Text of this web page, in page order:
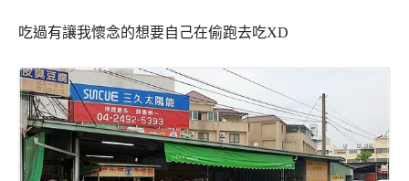
吃過有讓我懷念的想要自己在偷跑去吃XD